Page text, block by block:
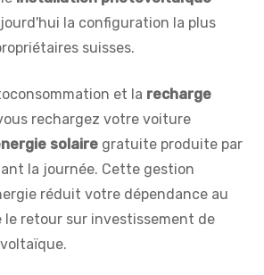
la configuration la plus
suisses.
et la recharge
rechargez votre voiture
solaire gratuite produite par
la journée. Cette gestion
réduit votre dépendance au
le retour sur investissement de